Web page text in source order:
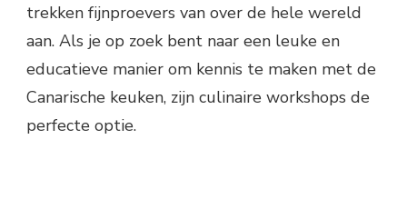
trekken fijnproevers van over de hele wereld
aan. Als je op zoek bent naar een leuke en
educatieve manier om kennis te maken met de
Canarische keuken, zijn culinaire workshops de
perfecte optie.